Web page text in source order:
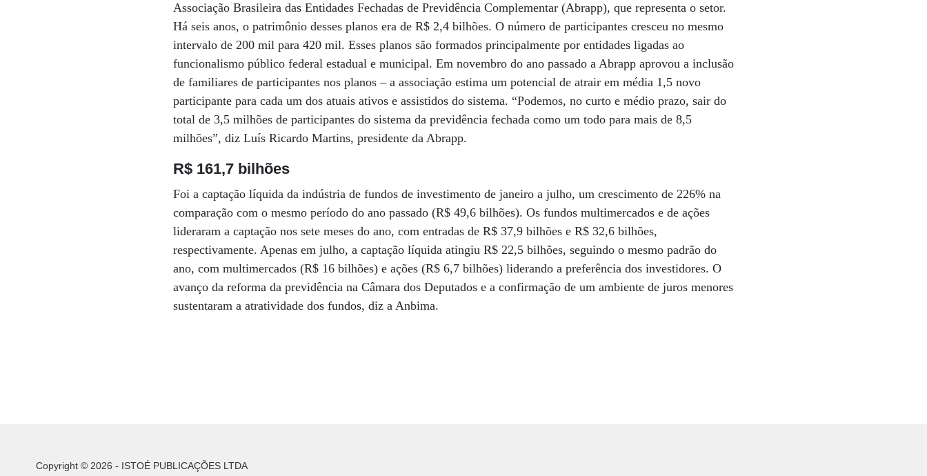
Associação Brasileira das Entidades Fechadas de Previdência Complementar (Abrapp), que representa o setor.
Há seis anos, o patrimônio desses planos era de R$ 2,4 bilhões. O número de participantes cresceu no mesmo
intervalo de 200 mil para 420 mil. Esses planos são formados principalmente por entidades ligadas ao
funcionalismo público federal estadual e municipal. Em novembro do ano passado a Abrapp aprovou a inclusão
de familiares de participantes nos planos – a associação estima um potencial de atrair em média 1,5 novo
participante para cada um dos atuais ativos e assistidos do sistema. “Podemos, no curto e médio prazo, sair do
total de 3,5 milhões de participantes do sistema da previdência fechada como um todo para mais de 8,5
milhões”, diz Luís Ricardo Martins, presidente da Abrapp.
R$ 161,7 bilhões
Foi a captação líquida da indústria de fundos de investimento de janeiro a julho, um crescimento de 226% na
comparação com o mesmo período do ano passado (R$ 49,6 bilhões). Os fundos multimercados e de ações
lideraram a captação nos sete meses do ano, com entradas de R$ 37,9 bilhões e R$ 32,6 bilhões,
respectivamente. Apenas em julho, a captação líquida atingiu R$ 22,5 bilhões, seguindo o mesmo padrão do
ano, com multimercados (R$ 16 bilhões) e ações (R$ 6,7 bilhões) liderando a preferência dos investidores. O
avanço da reforma da previdência na Câmara dos Deputados e a confirmação de um ambiente de juros menores
sustentaram a atratividade dos fundos, diz a Anbima.
Copyright © 2026 - ISTOÉ PUBLICAÇÕES LTDA